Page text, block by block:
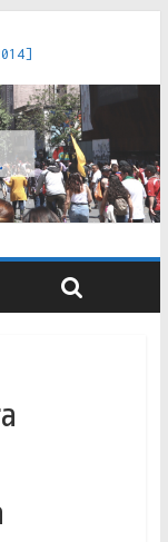
Obrero en
Estados :
[2022]
una teoría
[2020]
[2019]